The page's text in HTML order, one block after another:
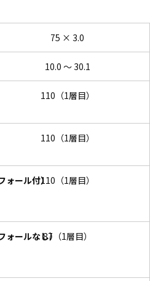
75 × 3.0
10.0 ～ 30.1
110（1層目）
110（1層目）
ォール付）110（1層目）
ォールなし）87（1層目）